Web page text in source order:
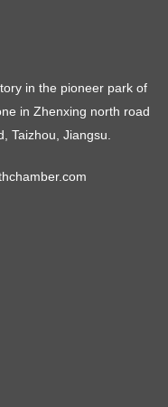
in the pioneer park of
in Zhenxing north road
Taizhou, Jiangsu.